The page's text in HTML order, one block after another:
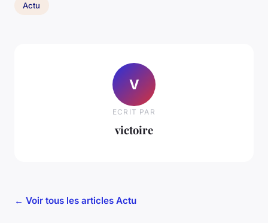
Actu
V
ECRIT PAR
victoire
← Voir tous les articles Actu